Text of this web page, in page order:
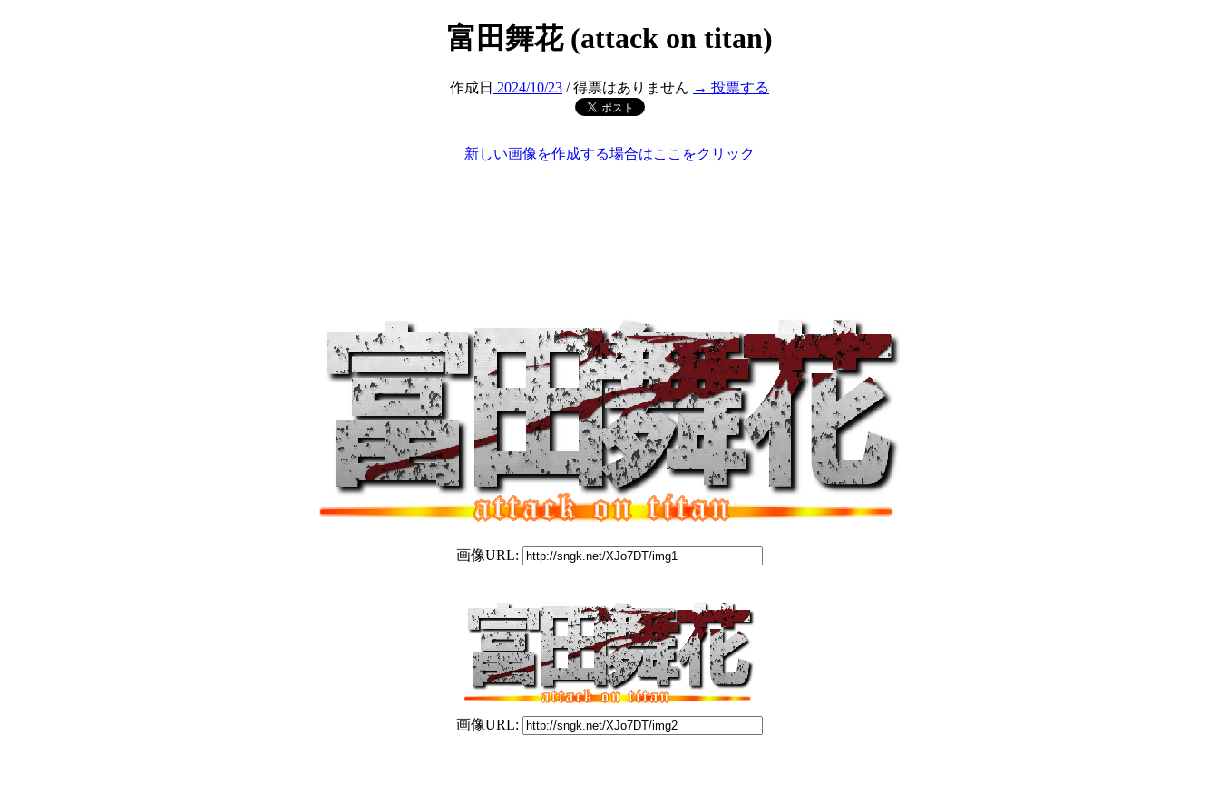
富田舞花 (attack on titan)
作成日 2024/10/23 / 得票はありません → 投票する
新しい画像を作成する場合はここをクリック
画像URL:
画像URL: